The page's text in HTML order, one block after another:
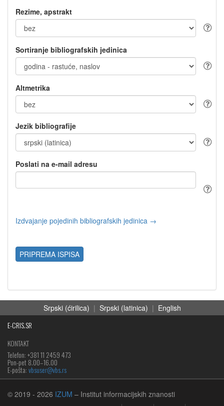
Rezime, apstrakt
Sortiranje bibliografskih jedinica
Altmetrika
Jezik bibliografije
Poslati na e-mail adresu
Izdvajanje pojedinih bibliografskih jedinica →
PRIPREMA ISPISA
Srpski (ćirilica) | Srpski (latinica) | English
E-CRIS.SR
KONTAKT
Telefon: +381 11 2459 473
Pon-pet 8.00–16.00
E-pošta:vbsuser@vbs.rs
© 2019 - 2026 IZUM – Institut informacijskih znanosti